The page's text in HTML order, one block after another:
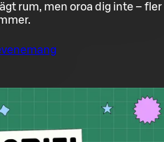
rum, men oroa dig inte – fler